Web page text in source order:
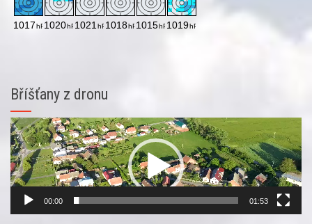
Bříšťany z dronu
Video
přehrávač
00:00 01:53